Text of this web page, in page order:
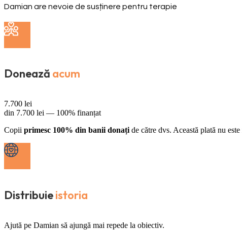
Damian are nevoie de susținere pentru terapie
Donează acum
7.700 lei
din 7.700 lei — 100% finanțat
Copii primesc 100% din banii donați de către dvs. Această plată nu este
Distribuieistoria
Ajută pe Damian să ajungă mai repede la obiectiv.